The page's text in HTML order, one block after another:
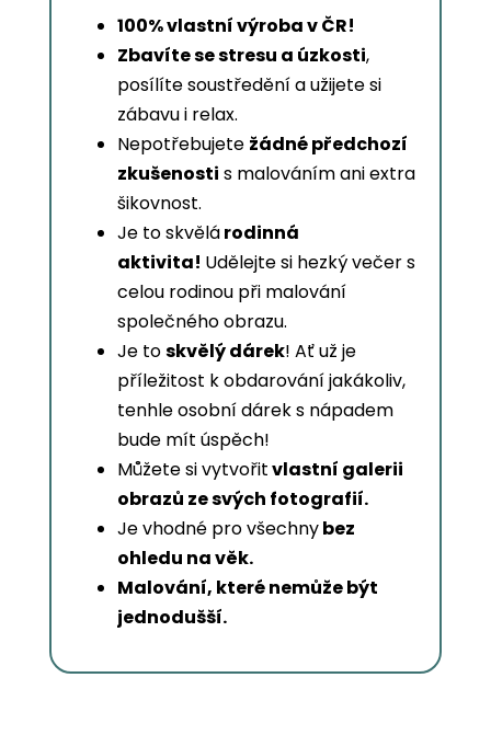
100% vlastní výroba v ČR!
Zbavíte se stresu a úzkosti,
posílíte soustředění a užijete si
zábavu i relax.
Nepotřebujete žádné předchozí
zkušenosti s malováním ani extra
šikovnost.
Je to skvělárodinná
aktivita! Udělejte si hezký večer s
celou rodinou při malování
společného obrazu.
Je toskvělý dárek! Ať už je
příležitost k obdarování jakákoliv,
tenhle osobní dárek s nápadem
bude mít úspěch!
Můžete si vytvořitvlastní galerii
obrazů ze svých fotografií.
Je vhodné pro všechnybez
ohledu na věk.
Malování, které nemůže být
jednodušší.